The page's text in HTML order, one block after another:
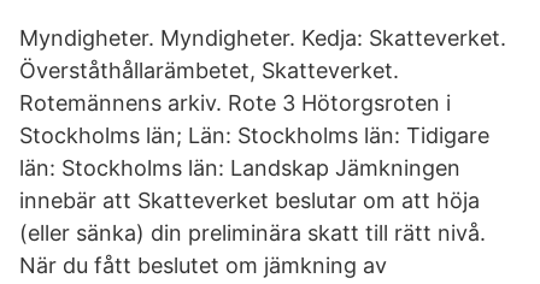
Myndigheter. Myndigheter. Kedja: Skatteverket.
Överståthållarämbetet, Skatteverket.
Rotemännens arkiv. Rote 3 Hötorgsroten i
Stockholms län; Län: Stockholms län: Tidigare
län: Stockholms län: Landskap Jämkningen
innebär att Skatteverket beslutar om att höja
(eller sänka) din preliminära skatt till rätt nivå.
När du fått beslutet om jämkning av